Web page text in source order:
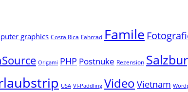
graphics Costa Rica Fahrrad Famile
Origami PHP Postnuke Rezension
USA VI-Paddling Video Vietnam